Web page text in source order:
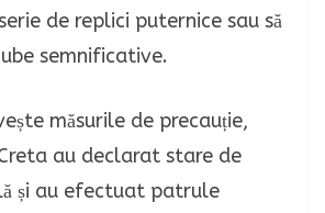
de replici puternice sau să
semnificative.
măsurile de precauție,
au declarat stare de
și au efectuat patrule